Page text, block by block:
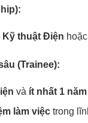
thuật Điện hoặc
(Trainee):
và ít nhất 1
làm việc trong